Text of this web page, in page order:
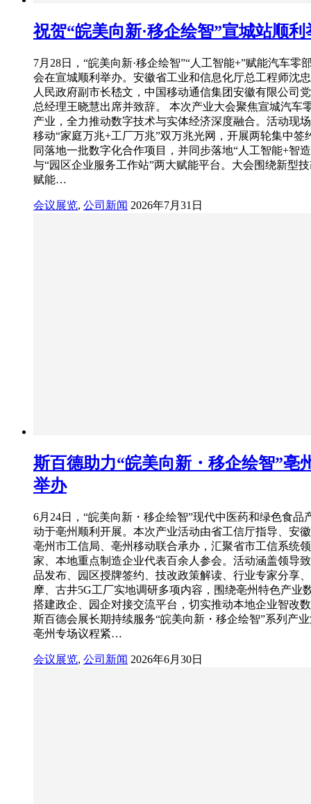
祝贺“皖美向新·移企绘智”宣城站顺利
7月28日，“皖美向新·移企绘智”“人工智能+”赋能汽车零
会在宣城顺利举办。安徽省工业和信息化厅总工程师沈
人民政府副市长嵇文，中国移动通信集团安徽有限公司
总经理王晓慧出席并致辞。 本次产业大会聚焦宣城汽车
产业，全力推动数字技术与实体经济深度融合。活动现
移动“家庭万兆+工厂万兆”双万兆光网，开展两轮集中签
同落地一批数字化合作项目，并同步落地“人工智能+智
与“园区企业服务工作站”两大赋能平台。大会围绕新型
赋能…
会议展览, 公司新闻 2026年7月31日
斯百德助力“皖美向新・移企绘智”亳
举办
6月24日，“皖美向新・移企绘智”现代中医药和绿色食品
动于亳州顺利开展。本次产业活动由省工信厅指导、安
亳州市工信局、亳州移动联合承办，汇聚省市工信系统
家、本地重点制造企业代表百余人参会。活动涵盖领导
品发布、园区授牌签约、技改政策解读、行业专家分享
摩、古井5G工厂实地调研多项内容，围绕亳州特色产业
搭建政企、园企对接交流平台，切实推动本地企业智改
斯百德会展长期持续服务“皖美向新・移企绘智”系列产
亳州专场议程紧…
会议展览, 公司新闻 2026年6月30日